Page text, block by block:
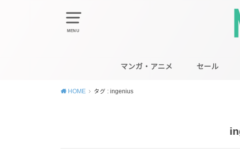
MENU
マンガ・アニメ セール
HOME タグ : ingenius